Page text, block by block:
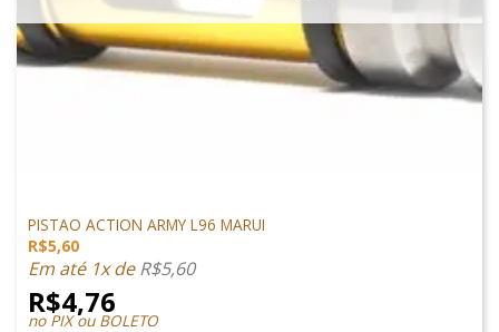
PISTAO ACTION ARMY L96 MARUI
R$5,60
Em até 1x deR$5,60
R$4,76
no PIX ou BOLETO